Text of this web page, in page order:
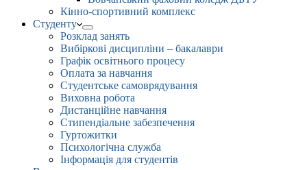
Кінно-спортивний комплекс
Студенту
Розклад занять
Вибіркові дисципліни – бакалаври
Графік освітнього процесу
Оплата за навчання
Студентське самоврядування
Виховна робота
Дистанційне навчання
Стипендіальне забезпечення
Гуртожитки
Психологічна служба
Інформація для студентів